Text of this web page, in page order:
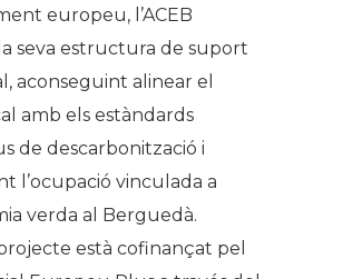
europeu, l’ACEB
seva estructura de suport
aconseguint alinear el
amb els estàndards
de descarbonització i
l’ocupació vinculada a
verda al Berguedà.
està cofinançat pel